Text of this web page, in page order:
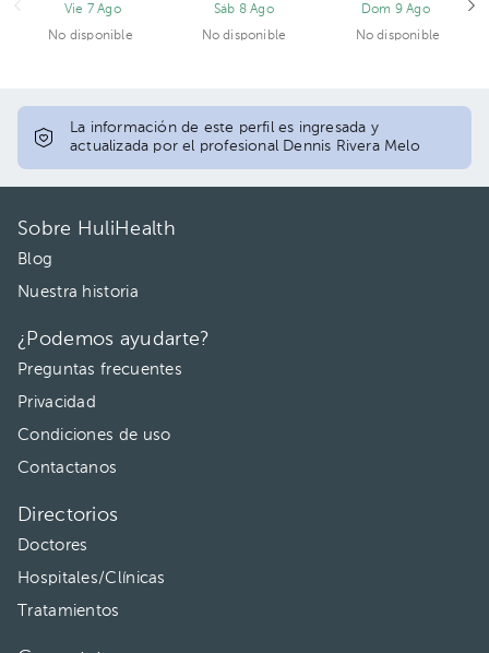
Vie 7 Ago
No disponible
Sáb 8 Ago
No disponible
Dom 9 Ago
No disponible
La información de este perfil es ingresada y
actualizada por el profesional Dennis Rivera Melo
Sobre HuliHealth
Blog
Nuestra historia
¿Podemos ayudarte?
Preguntas frecuentes
Privacidad
Condiciones de uso
Contactanos
Directorios
Doctores
Hospitales/Clínicas
Tratamientos